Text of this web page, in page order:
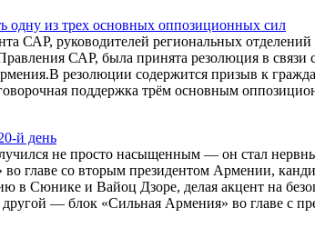
из трех основных оппозиционных сил
САР, руководителей региональных
САР, была принята резолюция в
резолюции содержится призыв к
поддержка трём основным
й день
не просто насыщенным — он стал
главе со вторым президентом Армении,
в Сюнике и Вайоц Дзоре, делая акцент на
— блок «Сильная Армения» во главе с